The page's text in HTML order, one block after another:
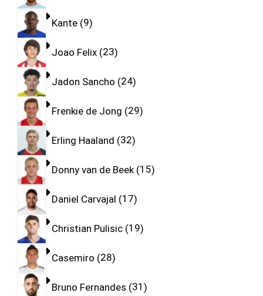
Kante 9
Joao Felix 23
Jadon Sancho 24
Frenkie de Jong 29
Erling Haaland 32
Donny van de Beek 15
Daniel Carvajal 17
Christian Pulisic 19
Casemiro 28
Bruno Fernandes 31